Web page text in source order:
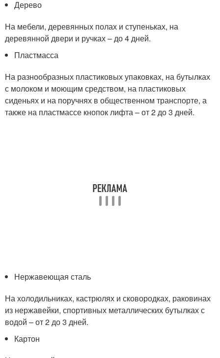
Дерево
На мебели, деревянных полах и ступеньках, на
деревянной двери и ручках – до 4 дней.
Пластмасса
На разнообразных пластиковых упаковках, на бутылках
с молоком и моющим средством, на пластиковых
сиденьях и на поручнях в общественном транспорте, а
также на пластмассе кнопок лифта – от 2 до 3 дней.
Нержавеющая сталь
На холодильниках, кастрюлях и сковородках, раковинах
из нержавейки, спортивных металлических бутылках с
водой – от 2 до 3 дней.
Картон